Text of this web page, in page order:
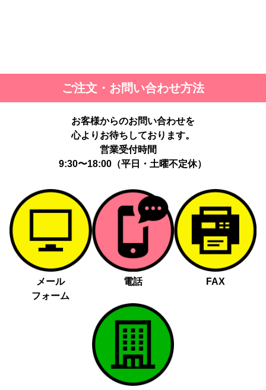
ご注文・お問い合わせ方法
お客様からのお問い合わせを
心よりお待ちしております。
営業受付時間
9:30〜18:00（平日・土曜不定休）
メール
フォーム
電話 FAX